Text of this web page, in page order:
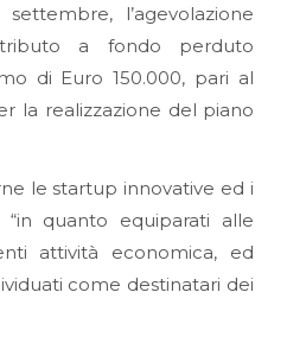
l’agevolazione
a fondo perduto
di Euro 150.000, pari al
la realizzazione del piano
le startup innovative ed i
“in quanto equiparati alle
attività economica, ed
come destinatari dei